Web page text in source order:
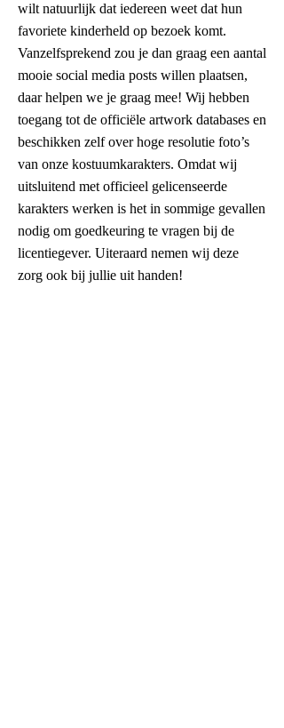
wilt natuurlijk dat iedereen weet dat hun
favoriete kinderheld op bezoek komt.
Vanzelfsprekend zou je dan graag een aantal
mooie social media posts willen plaatsen,
daar helpen we je graag mee! Wij hebben
toegang tot de officiële artwork databases en
beschikken zelf over hoge resolutie foto’s
van onze kostuumkarakters. Omdat wij
uitsluitend met officieel gelicenseerde
karakters werken is het in sommige gevallen
nodig om goedkeuring te vragen bij de
licentiegever. Uiteraard nemen wij deze
zorg ook bij jullie uit handen!